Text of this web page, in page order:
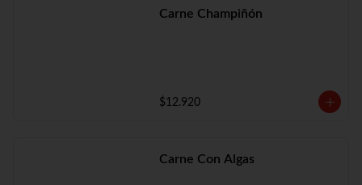
Carne Champiñón
$12.920
Carne Con Algas